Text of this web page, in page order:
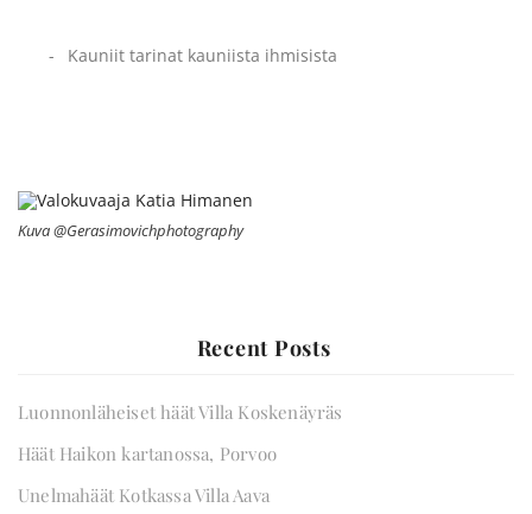
Kauniit tarinat kauniista ihmisista
Kuva @Gerasimovichphotography
Recent Posts
Luonnonläheiset häät Villa Koskenäyräs
Häät Haikon kartanossa, Porvoo
Unelmahäät Kotkassa Villa Aava